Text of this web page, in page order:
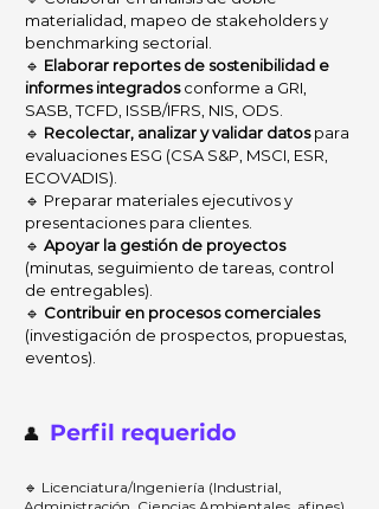
materialidad, mapeo de stakeholders y
benchmarking sectorial.
🔹 Elaborar reportes de sostenibilidad e
informes integradosconforme a GRI,
SASB, TCFD, ISSB/IFRS, NIS, ODS.
🔹 Recolectar, analizar y validar datospara
evaluaciones ESG (CSA S&P, MSCI, ESR,
ECOVADIS).
🔹 Preparar materiales ejecutivos y
presentaciones para clientes.
🔹 Apoyar la gestión de proyectos
(minutas, seguimiento de tareas, control
de entregables).
🔹 Contribuir en procesos comerciales
(investigación de prospectos, propuestas,
eventos).
👤 Perfil requerido
🔹 Licenciatura/Ingeniería (Industrial,